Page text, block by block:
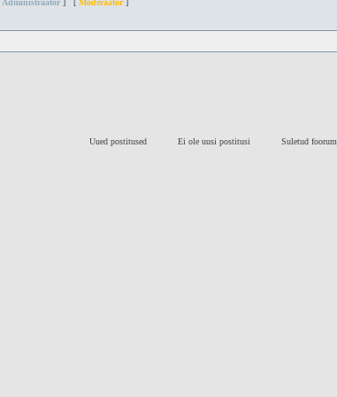
Administraator] [ Moderaator]
Uued postitused Ei ole uusi postitusi Suletud foorum